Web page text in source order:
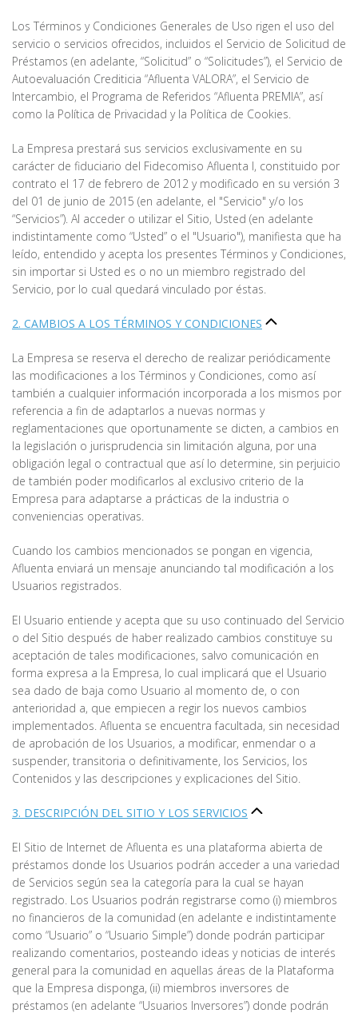
Los Términos y Condiciones Generales de Uso rigen el uso del
servicio o servicios ofrecidos, incluidos el Servicio de Solicitud de
Préstamos (en adelante, “Solicitud” o “Solicitudes”), el Servicio de
Autoevaluación Crediticia “Afluenta VALORA”, el Servicio de
Intercambio, el Programa de Referidos “Afluenta PREMIA”, así
como la Política de Privacidad y la Política de Cookies.
La Empresa prestará sus servicios exclusivamente en su
carácter de fiduciario del Fidecomiso Afluenta I, constituido por
contrato el 17 de febrero de 2012 y modificado en su versión 3
del 01 de junio de 2015 (en adelante, el "Servicio" y/o los
“Servicios”). Al acceder o utilizar el Sitio, Usted (en adelante
indistintamente como “Usted” o el "Usuario"), manifiesta que ha
leído, entendido y acepta los presentes Términos y Condiciones,
sin importar si Usted es o no un miembro registrado del
Servicio, por lo cual quedará vinculado por éstas.
2. CAMBIOS A LOS TÉRMINOS Y CONDICIONES
La Empresa se reserva el derecho de realizar periódicamente
las modificaciones a los Términos y Condiciones, como así
también a cualquier información incorporada a los mismos por
referencia a fin de adaptarlos a nuevas normas y
reglamentaciones que oportunamente se dicten, a cambios en
la legislación o jurisprudencia sin limitación alguna, por una
obligación legal o contractual que así lo determine, sin perjuicio
de también poder modificarlos al exclusivo criterio de la
Empresa para adaptarse a prácticas de la industria o
conveniencias operativas.
Cuando los cambios mencionados se pongan en vigencia,
Afluenta enviará un mensaje anunciando tal modificación a los
Usuarios registrados.
El Usuario entiende y acepta que su uso continuado del Servicio
o del Sitio después de haber realizado cambios constituye su
aceptación de tales modificaciones, salvo comunicación en
forma expresa a la Empresa, lo cual implicará que el Usuario
sea dado de baja como Usuario al momento de, o con
anterioridad a, que empiecen a regir los nuevos cambios
implementados. Afluenta se encuentra facultada, sin necesidad
de aprobación de los Usuarios, a modificar, enmendar o a
suspender, transitoria o definitivamente, los Servicios, los
Contenidos y las descripciones y explicaciones del Sitio.
3. DESCRIPCIÓN DEL SITIO Y LOS SERVICIOS
El Sitio de Internet de Afluenta es una plataforma abierta de
préstamos donde los Usuarios podrán acceder a una variedad
de Servicios según sea la categoría para la cual se hayan
registrado. Los Usuarios podrán registrarse como (i) miembros
no financieros de la comunidad (en adelante e indistintamente
como “Usuario” o “Usuario Simple”) donde podrán participar
realizando comentarios, posteando ideas y noticias de interés
general para la comunidad en aquellas áreas de la Plataforma
que la Empresa disponga, (ii) miembros inversores de
préstamos (en adelante “Usuarios Inversores”) donde podrán